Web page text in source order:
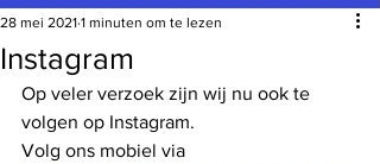
Instagram
28 mei 2021 1 minuten om te lezen
Op veler verzoek zijn wij nu ook te
volgen op Instagram.
Volg ons mobiel via